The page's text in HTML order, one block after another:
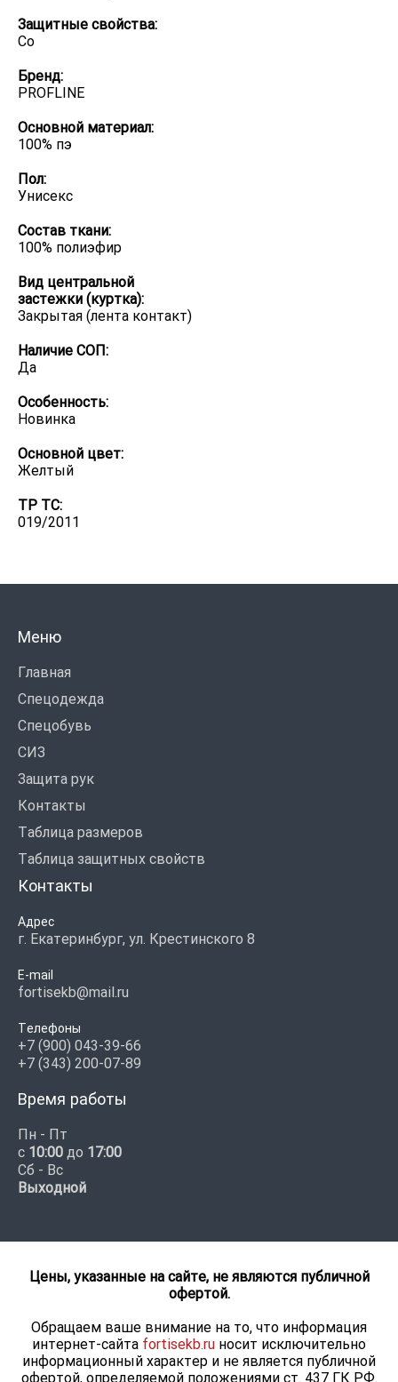
Защитные свойства:
Со
Бренд:
PROFLINE
Основной материал:
100% пэ
Пол:
Унисекс
Состав ткани:
100% полиэфир
Вид центральной
застежки (куртка):
Закрытая (лента контакт)
Наличие СОП:
Да
Особенность:
Новинка
Основной цвет:
Желтый
ТР ТС:
019/2011
Меню
Главная
Спецодежда
Спецобувь
СИЗ
Защита рук
Контакты
Таблица размеров
Таблица защитных свойств
Контакты
Адрес
г. Екатеринбург, ул. Крестинского 8
E-mail
fortisekb@mail.ru
Телефоны
+7 (900) 043-39-66
+7 (343) 200-07-89
Время работы
Пн - Пт
с 10:00 до 17:00
Сб - Вс
Выходной
Цены, указанные на сайте, не являются публичной
офертой.
Обращаем ваше внимание на то, что информация
интернет-сайта fortisekb.ru носит исключительно
информационный характер и не является публичной
офертой, определяемой положениями ст. 437 ГК РФ.